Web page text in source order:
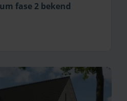
fase 2 bekend